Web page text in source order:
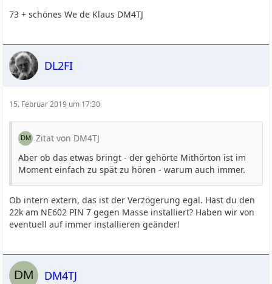
73 + schönes We de Klaus DM4TJ
DL2FI
15. Februar 2019 um 17:30
Zitat von DM4TJ
Aber ob das etwas bringt - der gehörte Mithörton ist im
Moment einfach zu spät zu hören - warum auch immer.
Ob intern extern, das ist der Verzögerung egal. Hast du den
22k am NE602 PIN 7 gegen Masse installiert? Haben wir von
eventuell auf immer installieren geänder!
DM4TJ